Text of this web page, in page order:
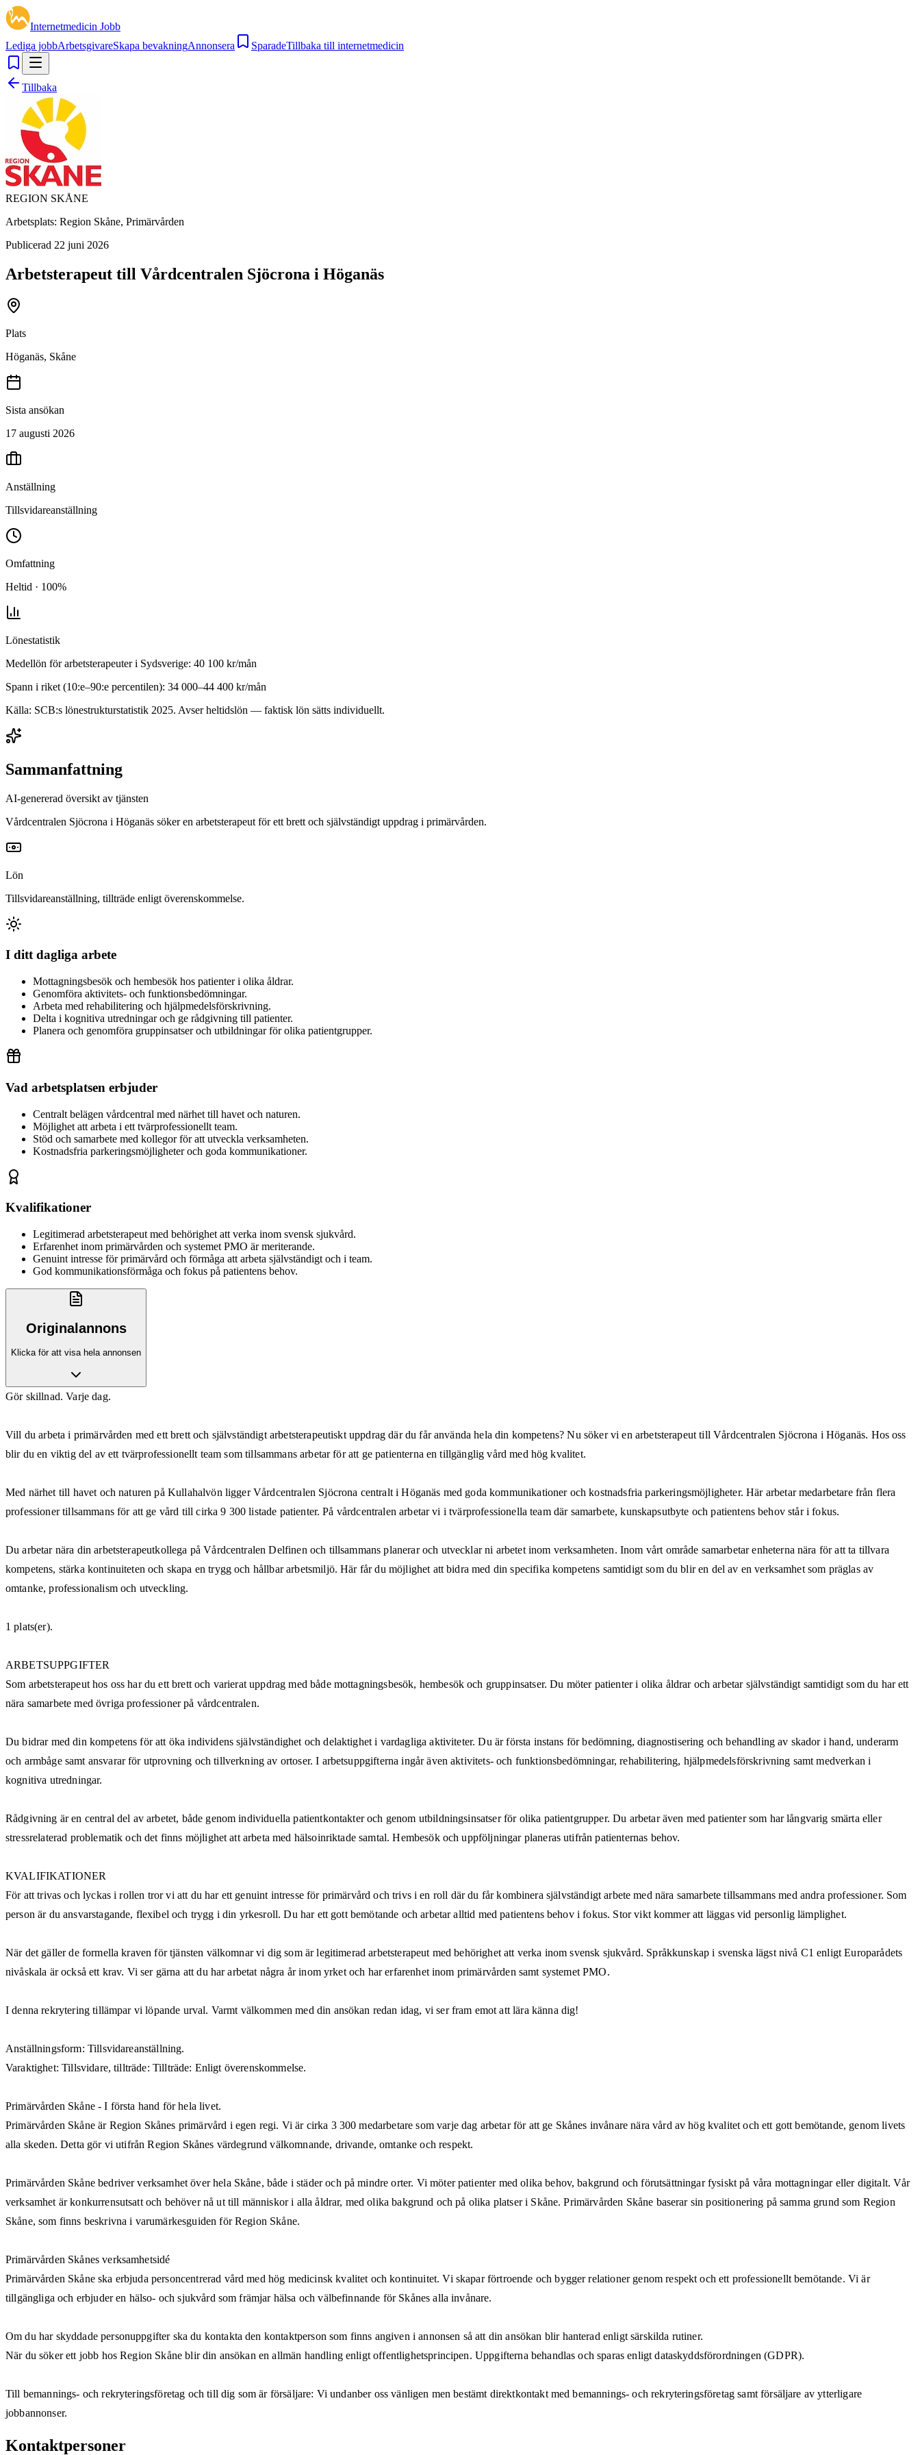
Internetmedicin Jobb
Lediga jobbArbetsgivareSkapa bevakningAnnonsera SparadeTillbaka till internetmedicin
Tillbaka
REGION SKÅNE
Arbetsplats: Region Skåne, Primärvården
Publicerad 22 juni 2026
Arbetsterapeut till Vårdcentralen Sjöcrona i Höganäs
Plats
Höganäs, Skåne
Sista ansökan
17 augusti 2026
Anställning
Tillsvidareanställning
Omfattning
Heltid · 100%
Lönestatistik
Medellön förarbetsterapeuteri Sydsverige: 40 100 kr/mån
Spann i riket (10:e–90:e percentilen): 34 000–44 400 kr/mån
Källa: SCB:s lönestrukturstatistik 2025. Avser heltidslön — faktisk lön sätts individuellt.
Sammanfattning
AI-genererad översikt av tjänsten
Vårdcentralen Sjöcrona i Höganäs söker en arbetsterapeut för ett brett och självständigt uppdrag i primärvården.
Lön
Tillsvidareanställning, tillträde enligt överenskommelse.
I ditt dagliga arbete
Mottagningsbesök och hembesök hos patienter i olika åldrar.
Genomföra aktivitets- och funktionsbedömningar.
Arbeta med rehabilitering och hjälpmedelsförskrivning.
Delta i kognitiva utredningar och ge rådgivning till patienter.
Planera och genomföra gruppinsatser och utbildningar för olika patientgrupper.
Vad arbetsplatsen erbjuder
Centralt belägen vårdcentral med närhet till havet och naturen.
Möjlighet att arbeta i ett tvärprofessionellt team.
Stöd och samarbete med kollegor för att utveckla verksamheten.
Kostnadsfria parkeringsmöjligheter och goda kommunikationer.
Kvalifikationer
Legitimerad arbetsterapeut med behörighet att verka inom svensk sjukvård.
Erfarenhet inom primärvården och systemet PMO är meriterande.
Genuint intresse för primärvård och förmåga att arbeta självständigt och i team.
God kommunikationsförmåga och fokus på patientens behov.
Originalannons
Klicka för att visa hela annonsen
Gör skillnad. Varje dag.
Vill du arbeta i primärvården med ett brett och självständigt arbetsterapeutiskt uppdrag där du får använda hela din kompetens? Nu söker vi en arbetsterapeut till Vårdcentralen Sjöcrona i Höganäs. Hos oss
blir du en viktig del av ett tvärprofessionellt team som tillsammans arbetar för att ge patienterna en tillgänglig vård med hög kvalitet.
Med närhet till havet och naturen på Kullahalvön ligger Vårdcentralen Sjöcrona centralt i Höganäs med goda kommunikationer och kostnadsfria parkeringsmöjligheter. Här arbetar medarbetare från flera
professioner tillsammans för att ge vård till cirka 9 300 listade patienter. På vårdcentralen arbetar vi i tvärprofessionella team där samarbete, kunskapsutbyte och patientens behov står i fokus.
Du arbetar nära din arbetsterapeutkollega på Vårdcentralen Delfinen och tillsammans planerar och utvecklar ni arbetet inom verksamheten. Inom vårt område samarbetar enheterna nära för att ta tillvara
kompetens, stärka kontinuiteten och skapa en trygg och hållbar arbetsmiljö. Här får du möjlighet att bidra med din specifika kompetens samtidigt som du blir en del av en verksamhet som präglas av
omtanke, professionalism och utveckling.
1 plats(er).
ARBETSUPPGIFTER
Som arbetsterapeut hos oss har du ett brett och varierat uppdrag med både mottagningsbesök, hembesök och gruppinsatser. Du möter patienter i olika åldrar och arbetar självständigt samtidigt som du har ett
nära samarbete med övriga professioner på vårdcentralen.
Du bidrar med din kompetens för att öka individens självständighet och delaktighet i vardagliga aktiviteter. Du är första instans för bedömning, diagnostisering och behandling av skador i hand, underarm
och armbåge samt ansvarar för utprovning och tillverkning av ortoser. I arbetsuppgifterna ingår även aktivitets- och funktionsbedömningar, rehabilitering, hjälpmedelsförskrivning samt medverkan i
kognitiva utredningar.
Rådgivning är en central del av arbetet, både genom individuella patientkontakter och genom utbildningsinsatser för olika patientgrupper. Du arbetar även med patienter som har långvarig smärta eller
stressrelaterad problematik och det finns möjlighet att arbeta med hälsoinriktade samtal. Hembesök och uppföljningar planeras utifrån patienternas behov.
KVALIFIKATIONER
För att trivas och lyckas i rollen tror vi att du har ett genuint intresse för primärvård och trivs i en roll där du får kombinera självständigt arbete med nära samarbete tillsammans med andra professioner. Som
person är du ansvarstagande, flexibel och trygg i din yrkesroll. Du har ett gott bemötande och arbetar alltid med patientens behov i fokus. Stor vikt kommer att läggas vid personlig lämplighet.
När det gäller de formella kraven för tjänsten välkomnar vi dig som är legitimerad arbetsterapeut med behörighet att verka inom svensk sjukvård. Språkkunskap i svenska lägst nivå C1 enligt Europarådets
nivåskala är också ett krav. Vi ser gärna att du har arbetat några år inom yrket och har erfarenhet inom primärvården samt systemet PMO.
I denna rekrytering tillämpar vi löpande urval. Varmt välkommen med din ansökan redan idag, vi ser fram emot att lära känna dig!
Anställningsform: Tillsvidareanställning.
Varaktighet: Tillsvidare, tillträde: Tillträde: Enligt överenskommelse.
Primärvården Skåne - I första hand för hela livet.
Primärvården Skåne är Region Skånes primärvård i egen regi. Vi är cirka 3 300 medarbetare som varje dag arbetar för att ge Skånes invånare nära vård av hög kvalitet och ett gott bemötande, genom livets
alla skeden. Detta gör vi utifrån Region Skånes värdegrund välkomnande, drivande, omtanke och respekt.
Primärvården Skåne bedriver verksamhet över hela Skåne, både i städer och på mindre orter. Vi möter patienter med olika behov, bakgrund och förutsättningar fysiskt på våra mottagningar eller digitalt. Vår
verksamhet är konkurrensutsatt och behöver nå ut till människor i alla åldrar, med olika bakgrund och på olika platser i Skåne. Primärvården Skåne baserar sin positionering på samma grund som Region
Skåne, som finns beskrivna i varumärkesguiden för Region Skåne.
Primärvården Skånes verksamhetsidé
Primärvården Skåne ska erbjuda personcentrerad vård med hög medicinsk kvalitet och kontinuitet. Vi skapar förtroende och bygger relationer genom respekt och ett professionellt bemötande. Vi är
tillgängliga och erbjuder en hälso- och sjukvård som främjar hälsa och välbefinnande för Skånes alla invånare.
Om du har skyddade personuppgifter ska du kontakta den kontaktperson som finns angiven i annonsen så att din ansökan blir hanterad enligt särskilda rutiner.
När du söker ett jobb hos Region Skåne blir din ansökan en allmän handling enligt offentlighetsprincipen. Uppgifterna behandlas och sparas enligt dataskyddsförordningen (GDPR).
Till bemannings- och rekryteringsföretag och till dig som är försäljare: Vi undanber oss vänligen men bestämt direktkontakt med bemannings- och rekryteringsföretag samt försäljare av ytterligare
jobbannonser.
Kontaktpersoner